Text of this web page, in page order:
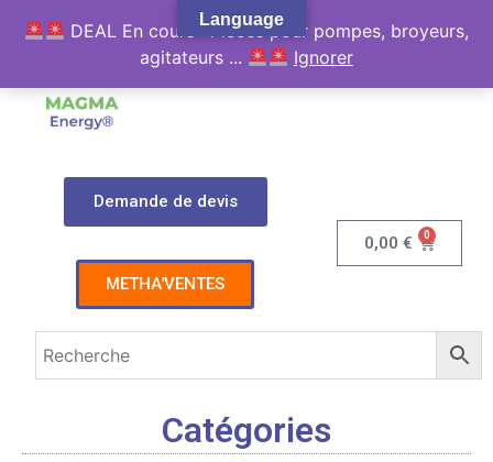
Demande de devis
METHA'VENTES
0,00€ 0
Catégories
Language
DEAL En cours : Pièces pour pompes, broyeurs,
agitateurs ...
Ignorer